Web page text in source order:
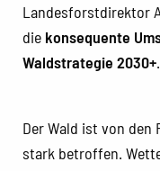
Landesforstdirektor
die konsequente
Waldstrategie 2030+.
Der Wald ist von den
stark betroffen.